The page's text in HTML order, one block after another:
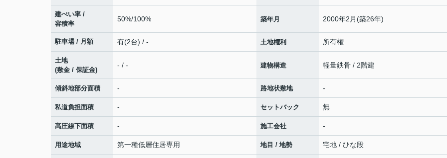
建ぺい率 /
容積率
50%/100% 築年月 2000年2月(築26年)
駐車場 / 月額 有(2台) / - 土地権利 所有権
土地
(敷金 / 保証金)
- / - 建物構造 軽量鉄骨 / 2階建
傾斜地部分面積 - 路地状敷地 -
私道負担面積 - セットバック 無
高圧線下面積 - 施工会社 -
用途地域 第一種低層住居専用 地目 / 地勢 宅地 / ひな段